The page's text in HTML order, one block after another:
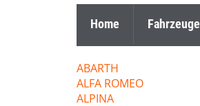
Home Fahrzeuge
ABARTH
ALFA ROMEO
ALPINA